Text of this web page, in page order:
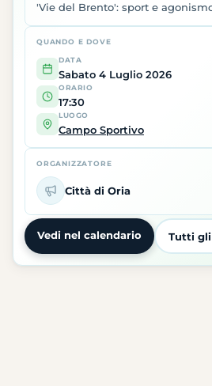
'Vie del Brento': sport e
QUANDO E DOVE
DATA
Sabato 4 Luglio 2026
ORARIO
17:30
LUOGO
Campo Sportivo
ORGANIZZATORE
Città di Oria
Vedi nel calendario Tutti